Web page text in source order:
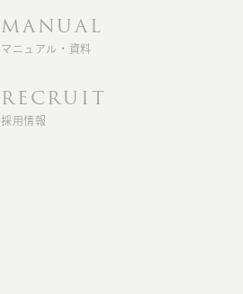
MANUAL
マニュアル・資料
RECRUIT
採用情報